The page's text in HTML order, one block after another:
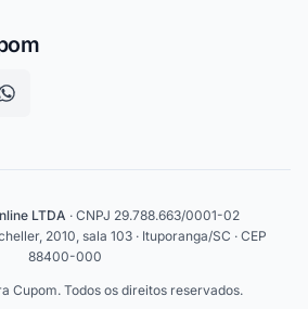
LTDA · CNPJ 29.788.663/0001-02
2010, sala 103 · Ituporanga/SC · CEP
88400-000
Cupom. Todos os direitos reservados.